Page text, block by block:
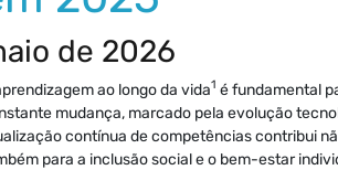
de 2026
ao longo da vida1 é fundamental
mudança, marcado pela evolução
contínua de competências contribui
para a inclusão social e o bem-estar